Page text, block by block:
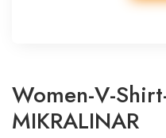
Women-V-
MIKRALINAR